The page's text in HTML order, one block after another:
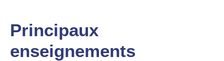
Principaux
enseignements